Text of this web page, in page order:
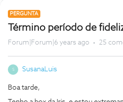
PERGUNTA
Término período de
Forum|Forum|6 years ago 25
S SusanaLuis
Boa tarde,